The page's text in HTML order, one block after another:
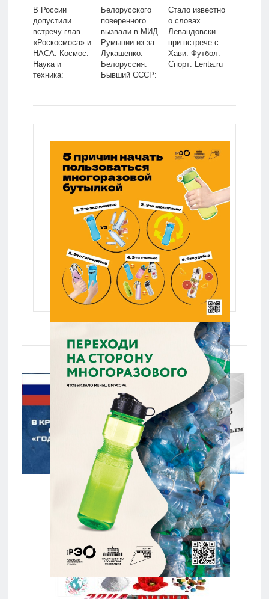
В России
допустили
встречу глав
«Роскосмоса» и
НАСА: Космос:
Наука и
техника:
Белорусского
поверенного
вызвали в МИД
Румынии из-за
Лукашенко:
Белоруссия:
Бывший СССР:
Стало известно
о словах
Левандовски
при встрече с
Хави: Футбол:
Спорт: Lenta.ru